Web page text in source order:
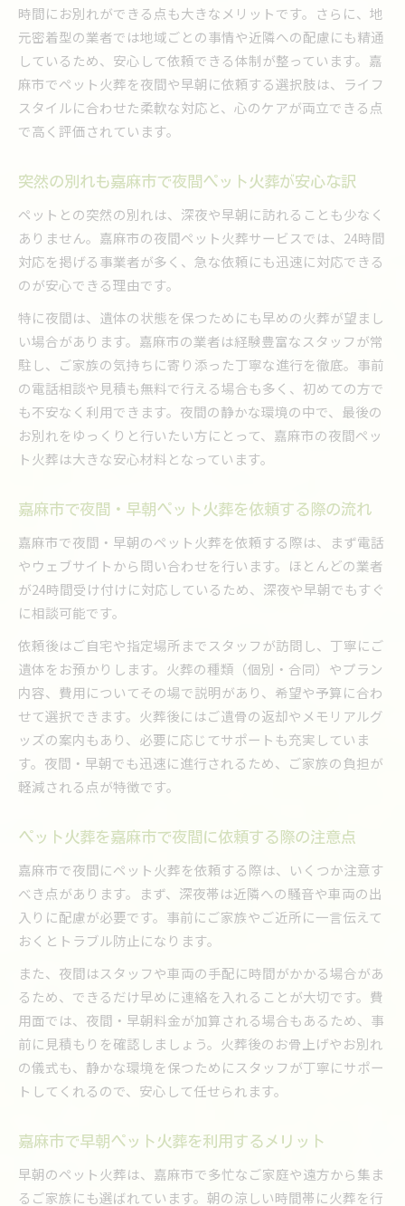
早朝のペット火葬を嘉麻市で選ぶメリットと安
心感
ペット火葬を嘉麻市で早朝に依頼する場合の手
順
早朝対応のペット火葬が嘉麻市で選ばれる理由
ト
ペット火葬は何日内が適切か嘉麻市の実情
嘉麻市でペット火葬の適切な日数を見極める方
法
ペット火葬は何日後が最適か嘉麻市の実体験か
ら解説
嘉麻市でペット火葬の日程を決める際の注意点
季節ごとに異なる嘉麻市でのペット火葬の目安
嘉麻市でペット火葬を急ぐべき理由と判断基準
夜間・早朝の費用相場と安心ポイント解説
嘉麻市の夜間・早朝ペット火葬費用相場を徹底
解説
ペット火葬の夜間早朝追加費用と安心ポイント
特徴
夜間早朝のペット火葬費用を比較する際の注意
点
家族に配慮したペット火葬の言葉と流れ
ペット火葬時に家族へ配慮した言葉選びのポイ
ント
嘉麻市で火葬時に避けたい言葉と適切な伝え方
ペット火葬後の家族への声かけと心配りの実践
法
ペット火葬時に大切な家族とのコミュニケーシ
時間にお別れができる点も大きなメリットです。さらに、地
元密着型の業者では地域ごとの事情や近隣への配慮にも精通
しているため、安心して依頼できる体制が整っています。嘉
麻市でペット火葬を夜間や早朝に依頼する選択肢は、ライフ
スタイルに合わせた柔軟な対応と、心のケアが両立できる点
で高く評価されています。
突然の別れも嘉麻市で夜間ペット火葬が安心な訳
ペットとの突然の別れは、深夜や早朝に訪れることも少なく
ありません。嘉麻市の夜間ペット火葬サービスでは、24時間
対応を掲げる事業者が多く、急な依頼にも迅速に対応できる
のが安心できる理由です。
特に夜間は、遺体の状態を保つためにも早めの火葬が望まし
い場合があります。嘉麻市の業者は経験豊富なスタッフが常
駐し、ご家族の気持ちに寄り添った丁寧な進行を徹底。事前
の電話相談や見積も無料で行える場合も多く、初めての方で
も不安なく利用できます。夜間の静かな環境の中で、最後の
お別れをゆっくりと行いたい方にとって、嘉麻市の夜間ペッ
ト火葬は大きな安心材料となっています。
嘉麻市で夜間・早朝ペット火葬を依頼する際の流れ
嘉麻市で夜間・早朝のペット火葬を依頼する際は、まず電話
やウェブサイトから問い合わせを行います。ほとんどの業者
が24時間受け付けに対応しているため、深夜や早朝でもすぐ
に相談可能です。
依頼後はご自宅や指定場所までスタッフが訪問し、丁寧にご
遺体をお預かりします。火葬の種類（個別・合同）やプラン
内容、費用についてその場で説明があり、希望や予算に合わ
せて選択できます。火葬後にはご遺骨の返却やメモリアルグ
ッズの案内もあり、必要に応じてサポートも充実していま
す。夜間・早朝でも迅速に進行されるため、ご家族の負担が
軽減される点が特徴です。
ペット火葬を嘉麻市で夜間に依頼する際の注意点
嘉麻市で夜間にペット火葬を依頼する際は、いくつか注意す
べき点があります。まず、深夜帯は近隣への騒音や車両の出
入りに配慮が必要です。事前にご家族やご近所に一言伝えて
おくとトラブル防止になります。
また、夜間はスタッフや車両の手配に時間がかかる場合があ
るため、できるだけ早めに連絡を入れることが大切です。費
用面では、夜間・早朝料金が加算される場合もあるため、事
前に見積もりを確認しましょう。火葬後のお骨上げやお別れ
の儀式も、静かな環境を保つためにスタッフが丁寧にサポー
トしてくれるので、安心して任せられます。
嘉麻市で早朝ペット火葬を利用するメリット
早朝のペット火葬は、嘉麻市で多忙なご家庭や遠方から集ま
るご家族にも選ばれています。朝の涼しい時間帯に火葬を行